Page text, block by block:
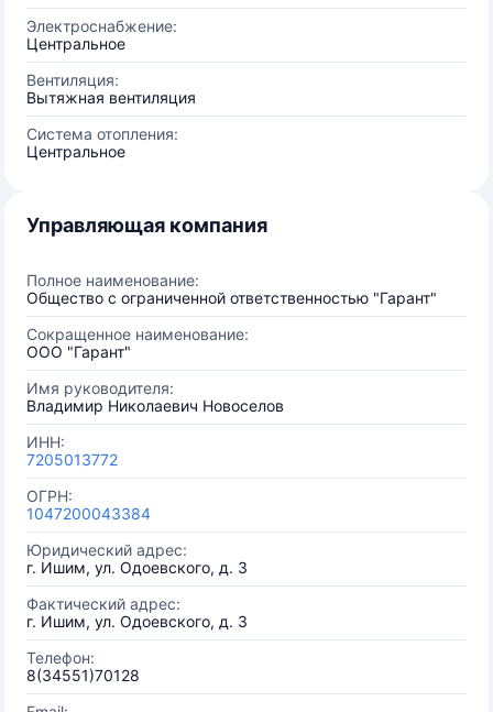
Электроснабжение:
Центральное
Вентиляция:
Вытяжная вентиляция
Система отопления:
Центральное
Управляющая компания
Полное наименование:
Общество с ограниченной ответственностью "Гарант"
Сокращенное наименование:
ООО "Гарант"
Имя руководителя:
Владимир Николаевич Новоселов
ИНН:
7205013772
ОГРН:
1047200043384
Юридический адрес:
г. Ишим, ул. Одоевского, д. 3
Фактический адрес:
г. Ишим, ул. Одоевского, д. 3
Телефон:
8(34551)70128